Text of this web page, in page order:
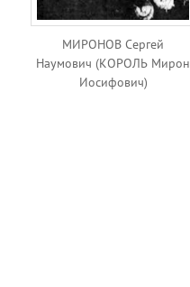
МИРОНОВ Сергей
Наумович (КОРОЛЬ Мирон
Иосифович)